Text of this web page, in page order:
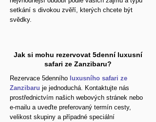
setkání s divokou zvěří, kterých chcete být
svědky.
Jak si mohu rezervovat 5denní luxusní
safari ze Zanzibaru?
Rezervace 5denního luxusního safari ze
Zanzibaru je jednoduchá. Kontaktujte nás
prostřednictvím našich webových stránek nebo
e-mailu a uveďte preferovaný termín cesty,
velikost skupiny a případné speciální